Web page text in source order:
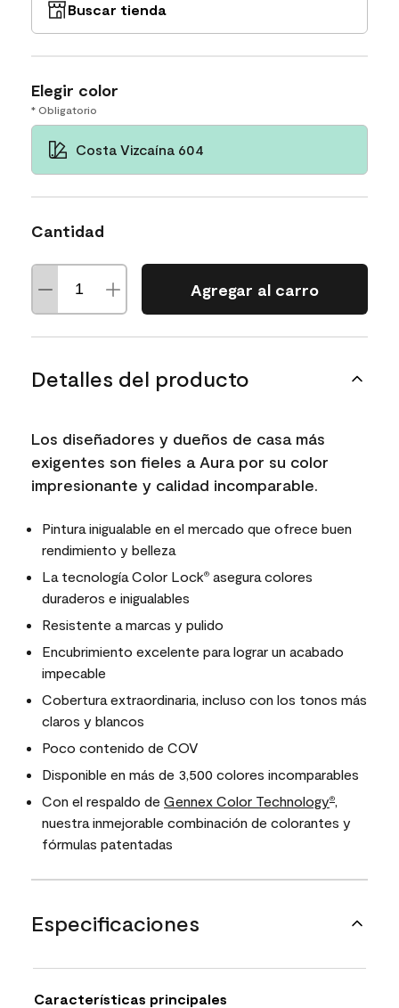
Buscar tienda
Elegir color
* Obligatorio
Costa Vizcaína 604
Cantidad
Agregar al carro
Detalles del producto
Los diseñadores y dueños de casa más
exigentes son fieles a Aura por su color
impresionante y calidad incomparable.
Pintura inigualable en el mercado que ofrece buen
rendimiento y belleza
La tecnología Color Lock® asegura colores
duraderos e inigualables
Resistente a marcas y pulido
Encubrimiento excelente para lograr un acabado
impecable
Cobertura extraordinaria, incluso con los tonos más
claros y blancos
Poco contenido de COV
Disponible en más de 3,500 colores incomparables
Con el respaldo de Gennex Color Technology®,
nuestra inmejorable combinación de colorantes y
fórmulas patentadas
Especificaciones
Características principales